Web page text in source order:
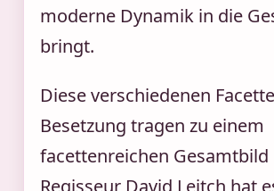
moderne Dynamik in die
bringt.
Diese verschiedenen
Besetzung tragen zu einem
facettenreichen Gesamtbild
Regisseur David Leitch hat